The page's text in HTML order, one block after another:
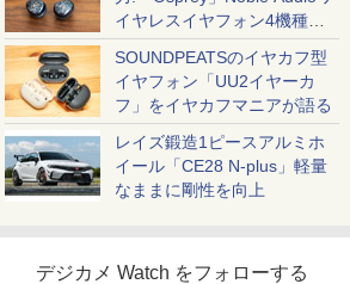
イヤレスイヤフォン4機種を
一気に聴く
SOUNDPEATSのイヤカフ型
イヤフォン「UU2イヤーカ
フ」をイヤカフマニアが語る
レイズ鍛造1ピースアルミホ
イール「CE28 N-plus」軽量
なままに剛性を向上
デジカメ Watch をフォローする